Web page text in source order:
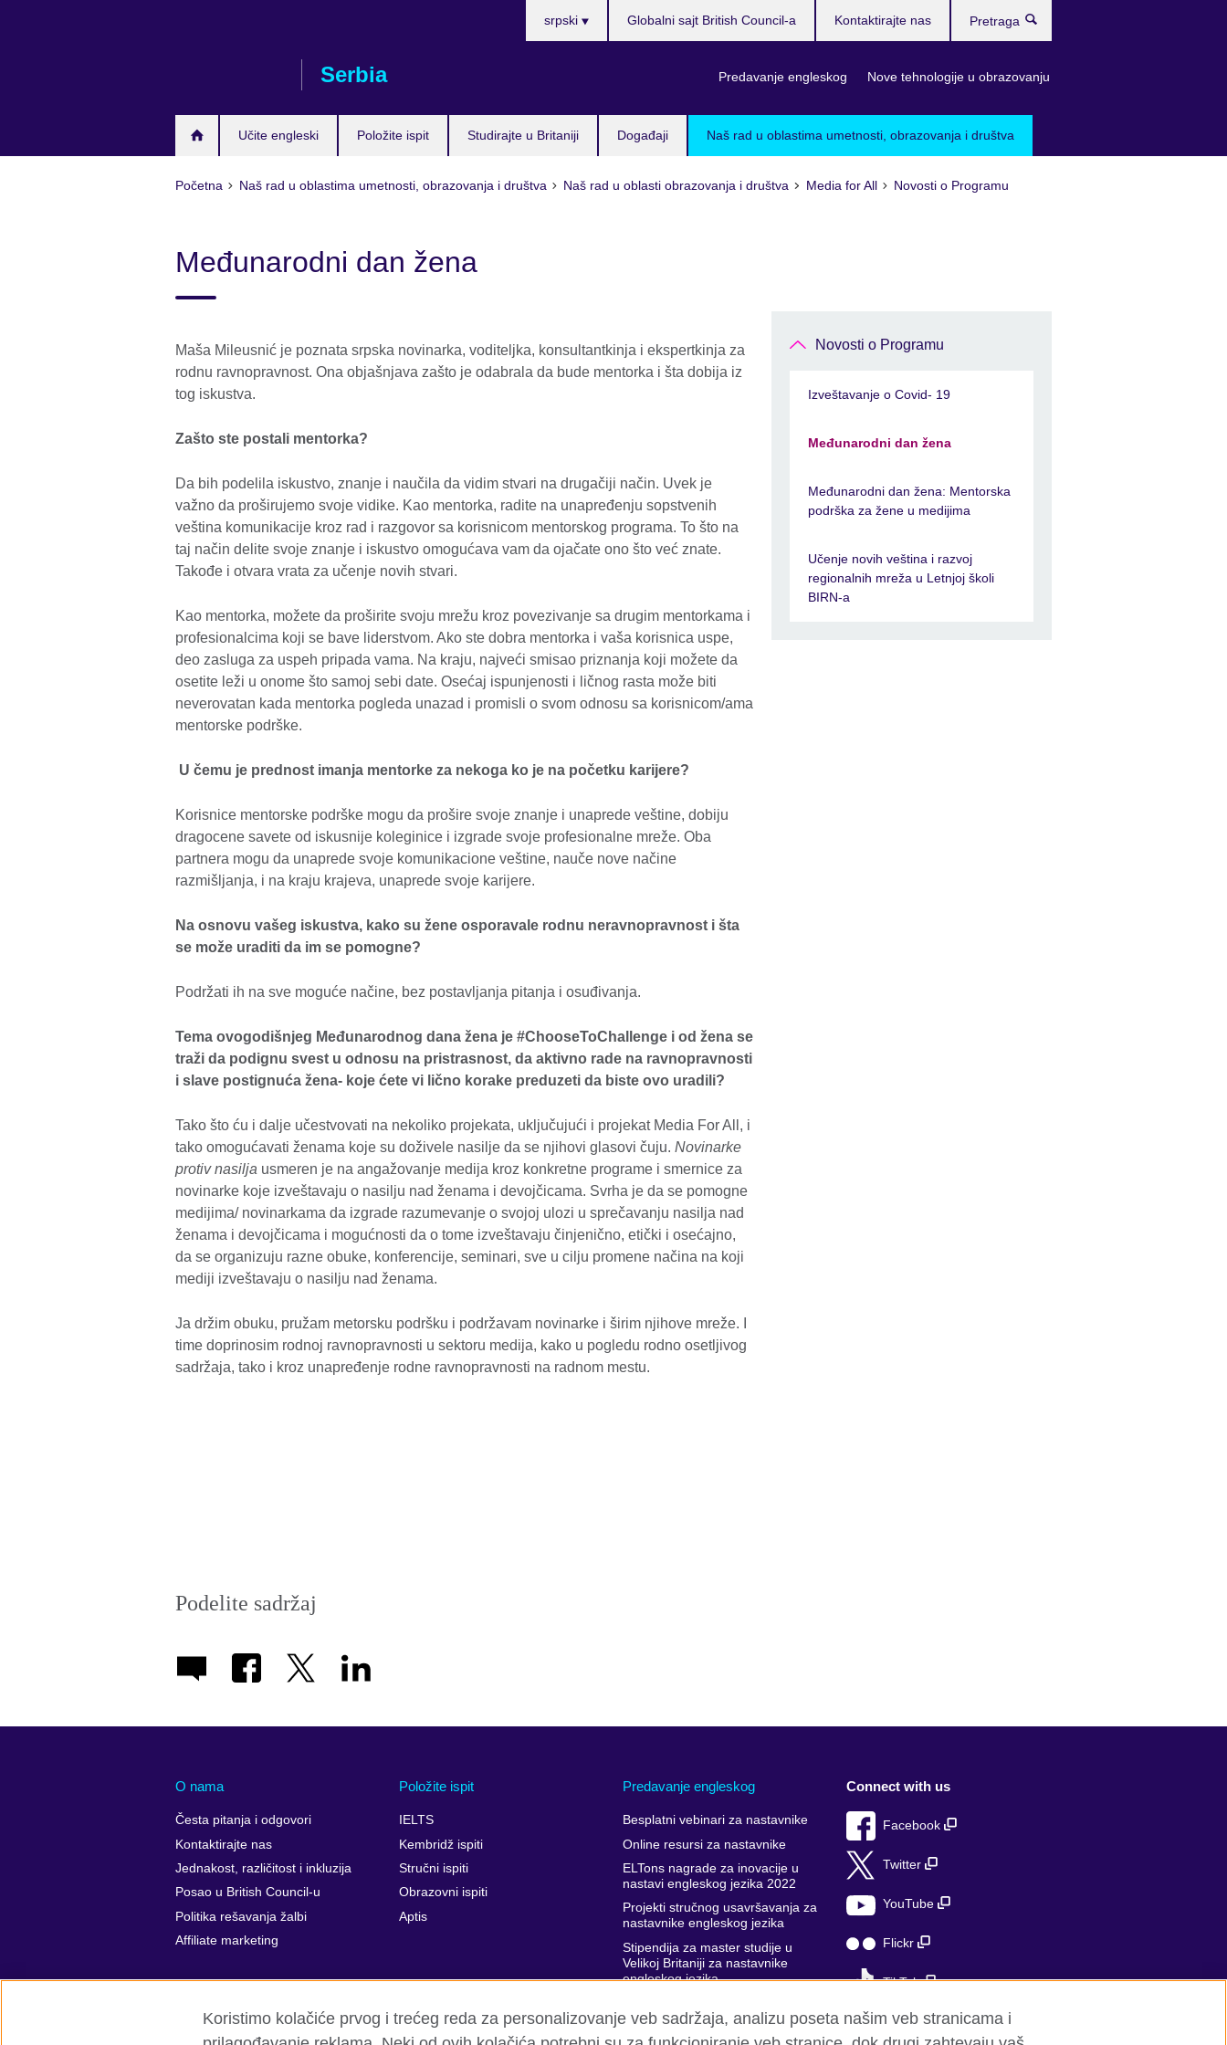
Serbia
Učite engleski Položite ispit Studirajte u Britaniji Događaji Naš rad u oblastima umetnosti, obrazovanja i društva
srpski
Predavanje engleskog Nove tehnologije u obrazovanju
Globalni sajt British Council-a Kontaktirajte nas
Početna Naš rad u oblastima umetnosti, obrazovanja i društva Naš rad u oblasti obrazovanja i društva Media for All Novosti o Programu
Međunarodni dan žena
Maša Mileusnić je poznata srpska novinarka, voditeljka, konsultantkinja i ekspertkinja za
rodnu ravnopravnost. Ona objašnjava zašto je odabrala da bude mentorka i šta dobija iz
tog iskustva.
Zašto ste postali mentorka?
Da bih podelila iskustvo, znanje i naučila da vidim stvari na drugačiji način. Uvek je
važno da proširujemo svoje vidike. Kao mentorka, radite na unapređenju sopstvenih
veština komunikacije kroz rad i razgovor sa korisnicom mentorskog programa. To što na
taj način delite svoje znanje i iskustvo omogućava vam da ojačate ono što već znate.
Takođe i otvara vrata za učenje novih stvari.
Kao mentorka, možete da proširite svoju mrežu kroz povezivanje sa drugim mentorkama i
profesionalcima koji se bave liderstvom. Ako ste dobra mentorka i vaša korisnica uspe,
deo zasluga za uspeh pripada vama. Na kraju, najveći smisao priznanja koji možete da
osetite leži u onome što samoj sebi date. Osećaj ispunjenosti i ličnog rasta može biti
neverovatan kada mentorka pogleda unazad i promisli o svom odnosu sa korisnicom/ama
mentorske podrške.
U čemu je prednost imanja mentorke za nekoga ko je na početku karijere?
Korisnice mentorske podrške mogu da prošire svoje znanje i unaprede veštine, dobiju
dragocene savete od iskusnije koleginice i izgrade svoje profesionalne mreže. Oba
partnera mogu da unaprede svoje komunikacione veštine, nauče nove načine
razmišljanja, i na kraju krajeva, unaprede svoje karijere.
Na osnovu vašeg iskustva, kako su žene osporavale rodnu neravnopravnost i šta
se može uraditi da im se pomogne?
Podržati ih na sve moguće načine, bez postavljanja pitanja i osuđivanja.
Tema ovogodišnjeg Međunarodnog dana žena je #ChooseToChallenge i od žena se
traži da podignu svest u odnosu na pristrasnost, da aktivno rade na ravnopravnosti
i slave postignuća žena- koje ćete vi lično korake preduzeti da biste ovo uradili?
Tako što ću i dalje učestvovati na nekoliko projekata, uključujući i projekat Media For All, i
tako omogućavati ženama koje su doživele nasilje da se njihovi glasovi čuju. Novinarke
protiv nasilja usmeren je na angažovanje medija kroz konkretne programe i smernice za
novinarke koje izveštavaju o nasilju nad ženama i devojčicama. Svrha je da se pomogne
medijima/ novinarkama da izgrade razumevanje o svojoj ulozi u sprečavanju nasilja nad
ženama i devojčicama i mogućnosti da o tome izveštavaju činjenično, etički i osećajno,
da se organizuju razne obuke, konferencije, seminari, sve u cilju promene načina na koji
mediji izveštavaju o nasilju nad ženama.
Ja držim obuku, pružam metorsku podršku i podržavam novinarke i širim njihove mreže. I
time doprinosim rodnoj ravnopravnosti u sektoru medija, kako u pogledu rodno osetljivog
sadržaja, tako i kroz unapređenje rodne ravnopravnosti na radnom mestu.
Podelite sadržaj
Novosti o Programu
Izveštavanje o Covid- 19
Međunarodni dan žena
Međunarodni dan žena: Mentorska
podrška za žene u medijima
Učenje novih veština i razvoj
regionalnih mreža u Letnjoj školi
BIRN-a
O nama
Česta pitanja i odgovori
Kontaktirajte nas
Jednakost, različitost i inkluzija
Posao u British Council-u
Politika rešavanja žalbi
Affiliate marketing
Položite ispit
IELTS
Kembridž ispiti
Stručni ispiti
Obrazovni ispiti
Aptis
Predavanje engleskog
Besplatni vebinari za nastavnike
Online resursi za nastavnike
ELTons nagrade za inovacije u
nastavi engleskog jezika 2022
Projekti stručnog usavršavanja za
nastavnike engleskog jezika
Stipendija za master studije u
Velikoj Britaniji za nastavnike
engleskog jezika
nastavnika
Connect with us
Facebook
Twitter
YouTube
Flickr
TikTok
Koristimo kolačiće prvog i trećeg reda za personalizovanje veb sadržaja, analizu poseta našim veb stranicama i